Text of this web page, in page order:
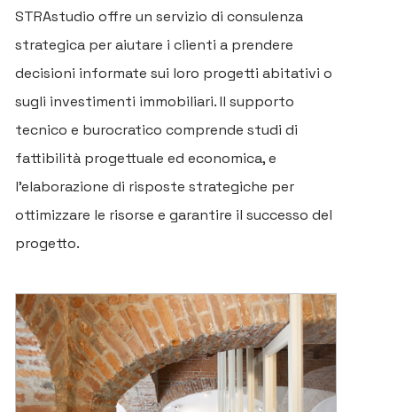
STRAstudio offre un servizio di consulenza
strategica per aiutare i clienti a prendere
decisioni informate sui loro progetti abitativi o
sugli investimenti immobiliari. Il supporto
tecnico e burocratico comprende studi di
fattibilità progettuale ed economica, e
l’elaborazione di risposte strategiche per
ottimizzare le risorse e garantire il successo del
progetto.